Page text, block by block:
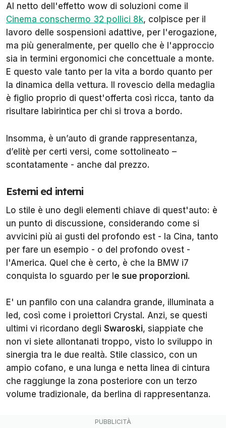
Al netto dell'effetto wow di soluzioni come il
Cinema conschermo 32 pollici 8k, colpisce per il
lavoro delle sospensioni adattive, per l'erogazione,
ma più generalmente, per quello che è l'approccio
sia in termini ergonomici che concettuale a monte.
E questo vale tanto per la vita a bordo quanto per
la dinamica della vettura. Il rovescio della medaglia
è figlio proprio di quest'offerta così ricca, tanto da
risultare labirintica per chi si trova a bordo.
Insomma, è un’auto di grande rappresentanza,
d’elitè per certi versi, come sottolineato –
scontatamente - anche dal prezzo.
Esterni ed interni
Lo stile è uno degli elementi chiave di quest'auto: è
un punto di discussione, considerando come si
avvicini più ai gusti del profondo est - la Cina, tanto
per fare un esempio - o del profondo ovest -
l'America. Quel che è certo, è che la BMW i7
conquista lo sguardo per l e sue proporzioni.
E' un panfilo con una calandra grande, illuminata a
led, così come i proiettori Crystal. Anzi, se questi
ultimi vi ricordano degli Swaroski, siappiate che
non vi siete allontanati troppo, visto lo sviluppo in
sinergia tra le due realtà. Stile classico, con un
ampio cofano, e una lunga e netta linea di cintura
che raggiunge la zona posteriore con un terzo
volume tradizionale, da berlina di rappresentanza.